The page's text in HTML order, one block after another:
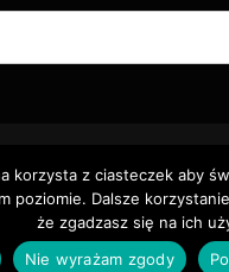
Materiałów Wideo) Bez
Zabronione.
Wizualna – Logotypy
Polityka Prywatności
Kontakt
korzysta z ciasteczek aby
poziomie. Dalsze
że zgadzasz się na ich
Nie wyrażam zgody